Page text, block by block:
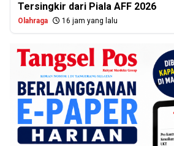
Tersingkir dari Piala AFF 2026
Olahraga 16 jam yang lalu